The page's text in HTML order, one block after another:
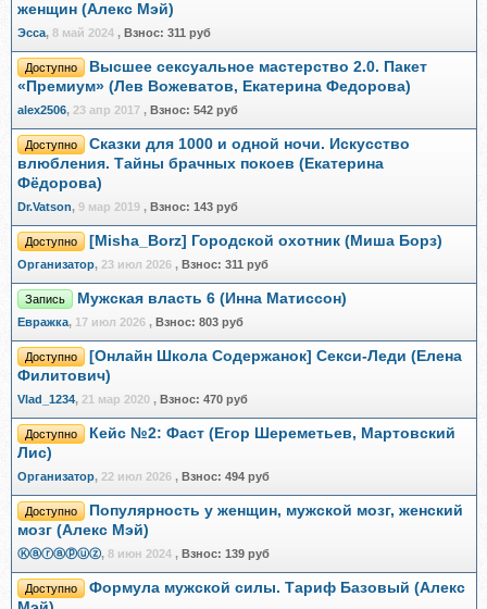
женщин (Алекс Мэй)
Эсса, 8 май 2024 , Взнос: 311 руб
Доступно
Высшее сексуальное мастерство 2.0. Пакет
«Премиум» (Лев Вожеватов, Екатерина Федорова)
alex2506, 23 апр 2017 , Взнос: 542 руб
Доступно
Сказки для 1000 и одной ночи. Искусство
влюбления. Тайны брачных покоев (Екатерина
Фёдорова)
Dr.Vatson, 9 мар 2019 , Взнос: 143 руб
Доступно [Misha_Borz] Городской охотник (Миша Борз)
Организатор, 23 июл 2026 , Взнос: 311 руб
Запись Мужская власть 6 (Инна Матиссон)
Евражкa, 17 июл 2026 , Взнос: 803 руб
Доступно
[Онлайн Школа Содержанок] Секси-Леди (Елена
Филитович)
Vlad_1234, 21 мар 2020 , Взнос: 470 руб
Доступно
Кейс №2: Фаст (Егор Шереметьев, Мартовский
Лис)
Организатор, 22 июл 2026 , Взнос: 494 руб
Доступно
Популярность у женщин, мужской мозг, женский
мозг (Алекс Мэй)
Ⓚⓐⓡⓐⓟⓤⓩ, 8 июн 2024 , Взнос: 139 руб
Доступно
Формула мужской силы. Тариф Базовый (Алекс